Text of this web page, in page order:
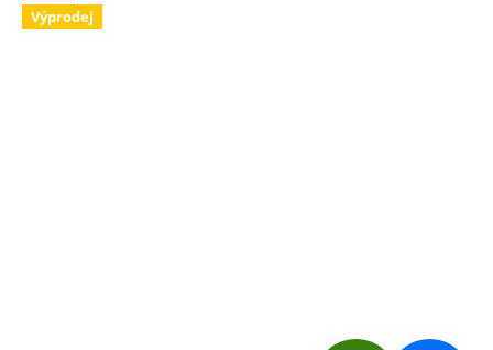
Výprodej